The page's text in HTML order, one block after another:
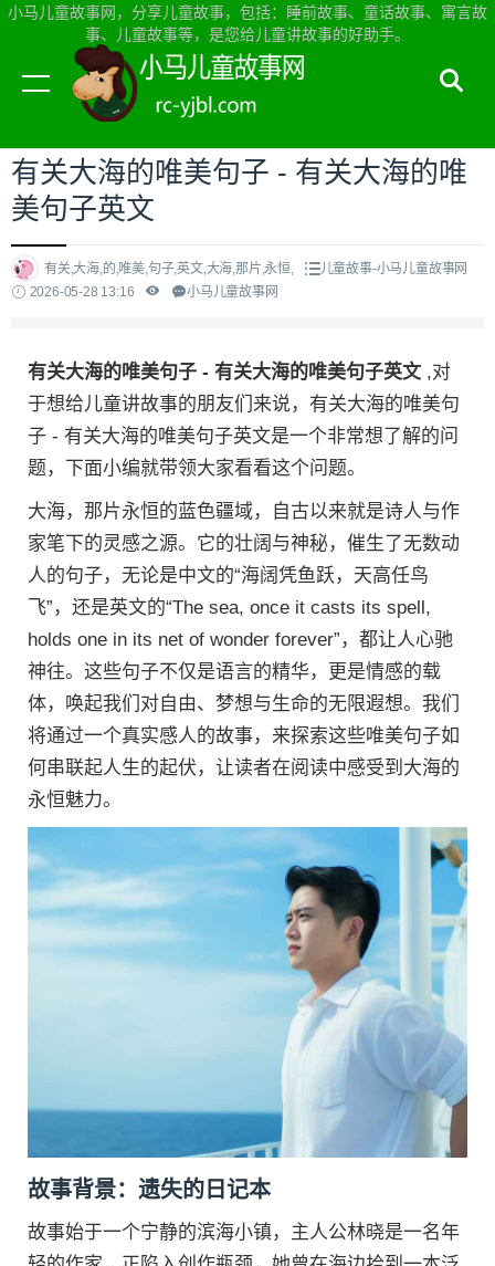
小马儿童故事网，分享儿童故事，包括：睡前故事、童话故事、寓言故
事、儿童故事等，是您给儿童讲故事的好助手。
当前位置：小马儿童故事网首页>儿童故事
有关大海的唯美句子 - 有关大海的唯
美句子英文
有关,大海,的,唯美,句子,英文,大海,那片,永恒,
儿童故事-小马儿童故事网
2026-05-28 13:16
小马儿童故事网
有关大海的唯美句子 - 有关大海的唯美句子英文 ,对
于想给儿童讲故事的朋友们来说，有关大海的唯美句
子 - 有关大海的唯美句子英文是一个非常想了解的问
题，下面小编就带领大家看看这个问题。
大海，那片永恒的蓝色疆域，自古以来就是诗人与作
家笔下的灵感之源。它的壮阔与神秘，催生了无数动
人的句子，无论是中文的“海阔凭鱼跃，天高任鸟
飞”，还是英文的“The sea, once it casts its spell,
holds one in its net of wonder forever”，都让人心驰
神往。这些句子不仅是语言的精华，更是情感的载
体，唤起我们对自由、梦想与生命的无限遐想。我们
将通过一个真实感人的故事，来探索这些唯美句子如
何串联起人生的起伏，让读者在阅读中感受到大海的
永恒魅力。
故事背景：遗失的日记本
故事始于一个宁静的滨海小镇，主人公林晓是一名年